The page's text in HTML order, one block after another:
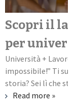
Scopri il
per
Università +
impossibile!” Ti
storia? Sei lì che
Read more »